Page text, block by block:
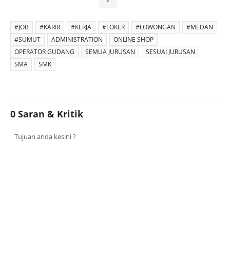
#JOB #KARIR #KERJA #LOKER #LOWONGAN
#MEDAN
#SUMUT
ADMINISTRATION
ONLINE SHOP
OPERATOR GUDANG
SEMUA JURUSAN
SESUAI JURUSAN
SMA
SMK
0 Saran & Kritik
Tujuan anda kesini ?